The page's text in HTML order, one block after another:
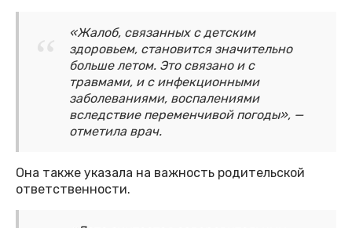
«Жалоб, связанных с детским
здоровьем, становится значительно
больше летом. Это связано и с
травмами, и с инфекционными
заболеваниями, воспалениями
вследствие переменчивой погоды», —
отметила врач.
Она также указала на важность родительской
ответственности.